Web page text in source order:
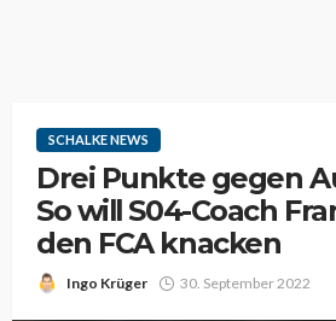
SCHALKE NEWS
Drei Punkte gegen
So will S04-Coach
den FCA knacken
Ingo Krüger 30. September 2022